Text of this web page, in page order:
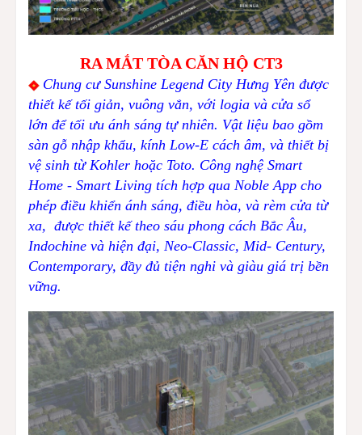
RA MẮT TÒA CĂN HỘ CT3
Chung cư Sunshine Legend City Hưng Yên được
thiết kế tối giản, vuông vắn, với logia và cửa sổ
lớn để tối ưu ánh sáng tự nhiên. Vật liệu bao gồm
sàn gỗ nhập khẩu, kính Low-E cách âm, và thiết bị
vệ sinh từ Kohler hoặc Toto. Công nghệ Smart
Home - Smart Living tích hợp qua Noble App cho
phép điều khiển ánh sáng, điều hòa, và rèm cửa từ
xa, được thiết kế theo sáu phong cách Bắc Âu,
Indochine và hiện đại, Neo-Classic, Mid- Century,
Contemporary, đầy đủ tiện nghi và giàu giá trị bền
vững.